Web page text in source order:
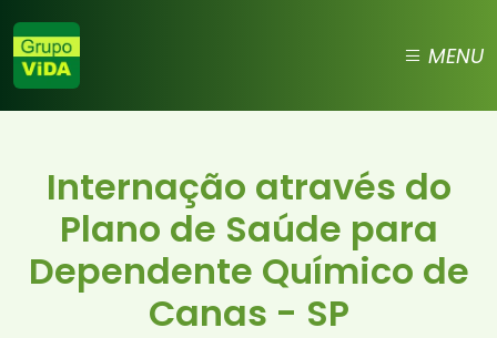
MENU
Internação através do
Plano de Saúde para
Dependente Químico de
Canas - SP